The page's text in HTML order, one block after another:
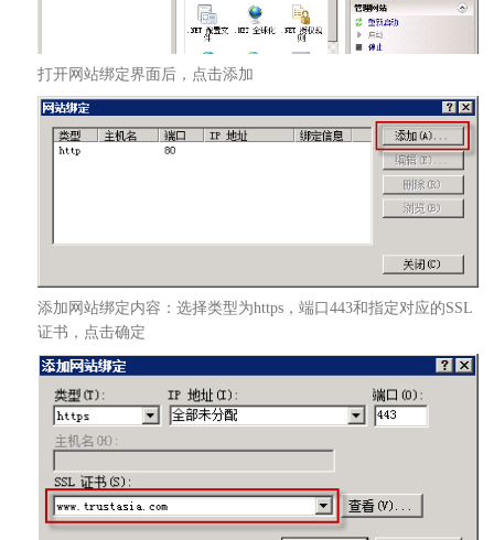
打开网站绑定界面后，点击添加
添加网站绑定内容：选择类型为https，端口443和指定对应的SSL
证书，点击确定